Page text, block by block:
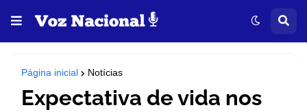
Página inicial Notícias
Expectativa de vida nos